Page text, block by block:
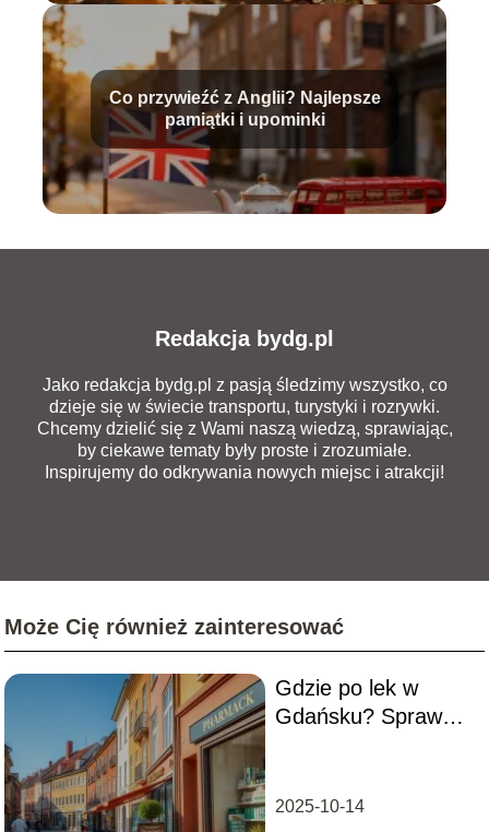
Co przywieźć z Anglii? Najlepsze
pamiątki i upominki
Redakcja bydg.pl
Jako redakcja bydg.pl z pasją śledzimy wszystko, co
dzieje się w świecie transportu, turystyki i rozrywki.
Chcemy dzielić się z Wami naszą wiedzą, sprawiając,
by ciekawe tematy były proste i zrozumiałe.
Inspirujemy do odkrywania nowych miejsc i atrakcji!
Może Cię również zainteresować
Gdzie po lek w
Gdańsku? Sprawdź
2025-10-14